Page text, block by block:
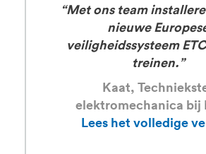
“Met ons team
nieuwe
veiligheidssysteem
treinen.”
Kaat,
elektromechanica bij
Lees het volledige